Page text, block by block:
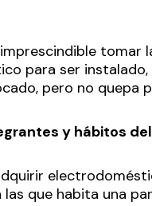
tomar
para ser
pero no quepa
y hábitos
las que habita una